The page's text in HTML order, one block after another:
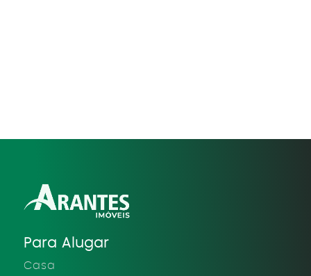
Para Alugar
Casa